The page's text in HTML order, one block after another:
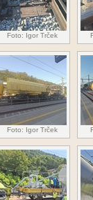
Foto: Igor Trček
Foto: Igor Trček